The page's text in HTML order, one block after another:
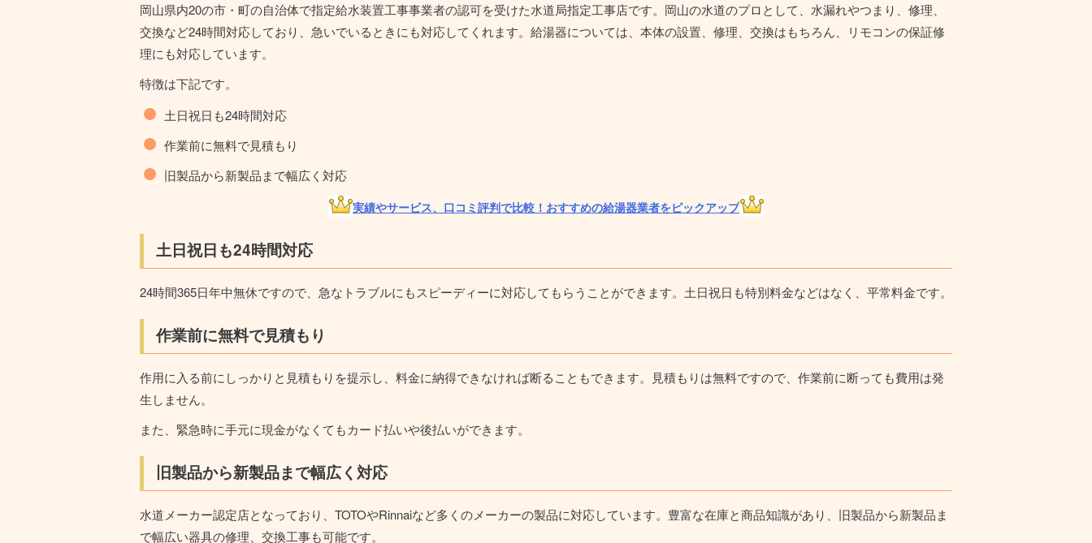
岡山県内20の市・町の自治体で指定給水装置工事事業者の認可を受けた水道局指定工事店です。岡山の水道のプロとして、水漏れやつまり、修理、
交換など24時間対応しており、急いでいるときにも対応してくれます。給湯器については、本体の設置、修理、交換はもちろん、リモコンの保証修
理にも対応しています。
特徴は下記です。
土日祝日も24時間対応
作業前に無料で見積もり
旧製品から新製品まで幅広く対応
実績やサービス、口コミ評判で比較！ おすすめの給湯器業者をピックアップ
土日祝日も24時間対応
24時間365日年中無休ですので、急なトラブルにもスピーディーに対応してもらうことができます。土日祝日も特別料金などはなく、平常料金です。
作業前に無料で見積もり
作用に入る前にしっかりと見積もりを提示し、料金に納得できなければ断ることもできます。見積もりは無料ですので、作業前に断っても費用は発
生しません。
また、緊急時に手元に現金がなくてもカード払いや後払いができます。
旧製品から新製品まで幅広く対応
水道メーカー認定店となっており、TOTOやRinnaiなど多くのメーカーの製品に対応しています。豊富な在庫と商品知識があり、旧製品から新製品ま
で幅広い器具の修理、交換工事も可能です。